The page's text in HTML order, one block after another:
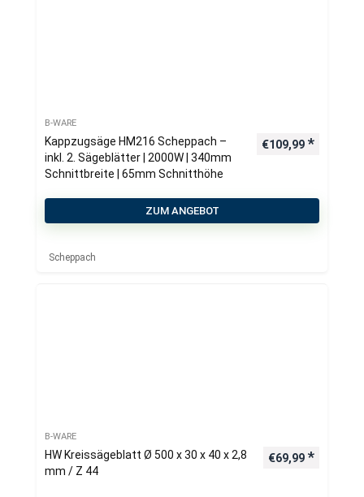
B-WARE
Kappzugsäge HM216 Scheppach –
inkl. 2. Sägeblätter | 2000W | 340mm
Schnittbreite | 65mm Schnitthöhe
€109,99
ZUM ANGEBOT
Scheppach
B-WARE
HW Kreissägeblatt Ø 500 x 30 x 40 x 2,8
mm / Z 44
€69,99